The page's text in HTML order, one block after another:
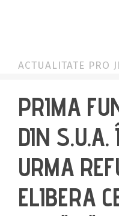
ACTUALITATE PRO
PRIMA
DIN
URMA
ELIBERA